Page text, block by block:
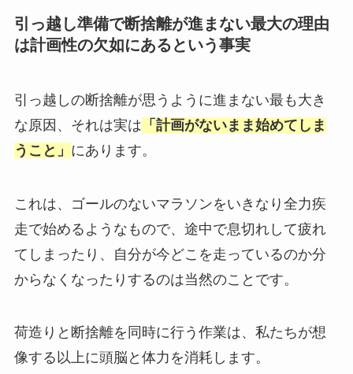
引っ越し準備で断捨離が進まない最大の理由
は計画性の欠如にあるという事実
引っ越しの断捨離が思うように進まない最も大き
な原因、それは実は 「計画がないまま始めてしま
うこと」 にあります。
これは、ゴールのないマラソンをいきなり全力疾
走で始めるようなもので、途中で息切れして疲れ
てしまったり、自分が今どこを走っているのか分
からなくなったりするのは当然のことです。
荷造りと断捨離を同時に行う作業は、私たちが想
像する以上に頭脳と体力を消耗します。